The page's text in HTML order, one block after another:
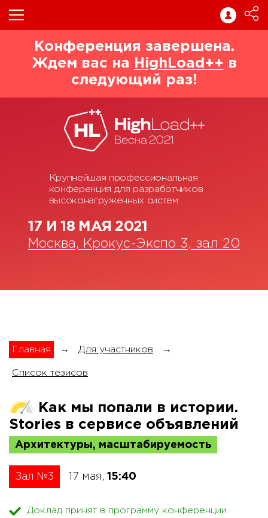
Конференция завершена.
Ждем вас на
HighLoad++ в
следующий раз!
Крупнейшая профессиональная
конференция для разработчиков
высоконагруженных систем
17 И 18 МАЯ 2021
Москва, Крокус-Экспо 3, зал 20
Главная → Для участников →
Список тезисов
Как мы попали в истории.
Stories в сервисе объявлений
Архитектуры, масштабируемость
Зал №3 17 мая, 15:40
Доклад принят в программу конференции